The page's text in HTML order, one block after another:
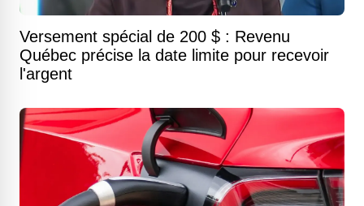
Versement spécial de 200 $ : Revenu
Québec précise la date limite pour recevoir
l'argent